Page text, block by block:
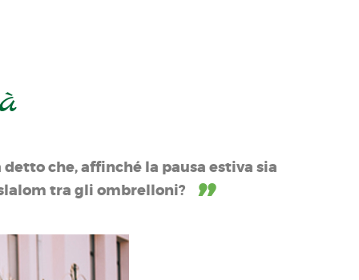
che, affinché la pausa estiva sia
tra gli ombrelloni?